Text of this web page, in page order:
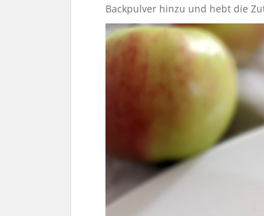
Backpulver hinzu und hebt die